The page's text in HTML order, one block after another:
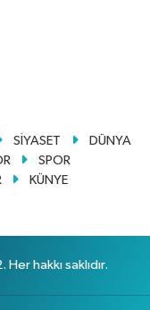
SİYASET
DÜNYA
SPOR
KÜNYE
hakkı saklıdır.